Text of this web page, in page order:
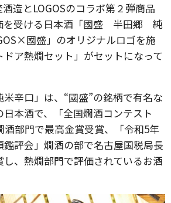
造とLOGOSのコラボ第２弾商品
を受ける日本酒「國盛 半田郷 純
國盛」のオリジナルロゴを施
ドア熱燗セット」がセットになって
辛口」は、“國盛”の銘柄で有名な
本酒で、「全国燗酒コンテスト
酒部門で最高金賞受賞、「令和5年
評会」燗酒の部で名古屋国税局長
、熱燗部門で評価されているお酒